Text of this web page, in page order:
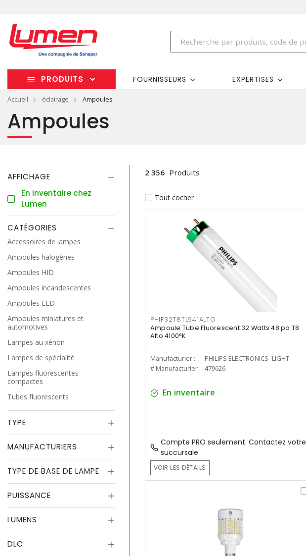
PRODUITS FOURNISSEURS EXPERTISES
Accueil éclairage Ampoules
Ampoules
AFFICHAGE
En inventaire chez
Lumen
CATÉGORIES
Accessoires de lampes
Ampoules halogènes
Ampoules HID
Ampoules incandescentes
Ampoules LED
Ampoules miniatures et
automotives
Lampes au xénon
Lampes de spécialité
Lampes fluorescentes
compactes
Tubes fluorescents
TYPE
MANUFACTURIERS
TYPE DE BASE DE LAMPE
PUISSANCE
LUMENS
DLC
2 356 Produits
Tout cocher
PHIF32T8TL941ALTO
Ampoule Tube Fluorescent 32 Watts 48 po T8
Alto 4100°K
Manufacturier :
PHILIPS ELECTRONICS -LIGHT
# Manufacturier : 479626
En inventaire
Compte PRO seulement. Contactez votre
succursale
VOIR LES DÉTAILS